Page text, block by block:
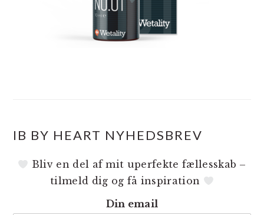
IB BY HEART NYHEDSBREV
Bliv en del af mit uperfekte fællesskab –
tilmeld dig og få inspiration
Din email